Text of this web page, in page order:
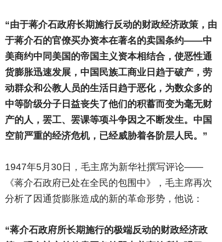
“由于蒋介石政府长期施行反动的财政经济政策，由
于蒋介石的官僚买办资本在著名的卖国条约——中
美商约中同美国的帝国主义资本相结合，使恶性通
货膨胀迅速发展，中国民族工商业日趋于破产，劳
动群众和公教人员的生活日趋于恶化，为数众多的
中等阶级分子日益丧失了他们的积蓄而变为毫无财
产的人，罢工、罢课等项斗争因之不断发生。中国
空前严重的经济危机，已经威胁着各阶层人民。”
1947年5月30日，毛主席为新华社撰写评论——
《蒋介石政府已处在全民的包围中》，毛主席再次
分析了因通货膨胀造成的新的革命形势，他说：
“蒋介石政府所长期施行的极端反动的财政经济政